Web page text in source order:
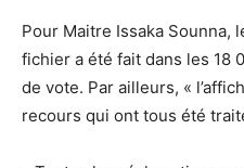
Pour Maitre Issaka Sounna,
fichier a été fait dans les 18
de vote. Par ailleurs, «
recours qui ont tous été